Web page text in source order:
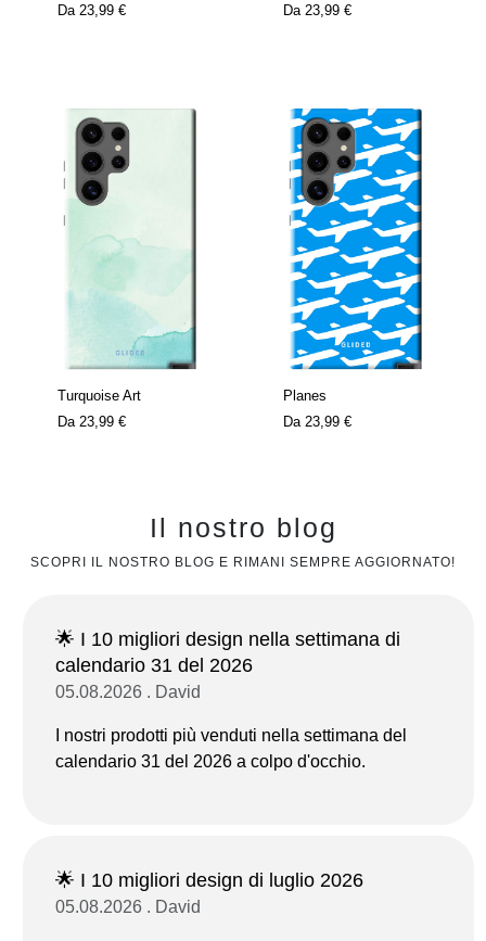
Da 23,99 € Da 23,99 €
Turquoise Art
Da 23,99 €
Planes
Da 23,99 €
Il nostro blog
SCOPRI IL NOSTRO BLOG E RIMANI SEMPRE AGGIORNATO!
🌟 I 10 migliori design nella settimana di
calendario 31 del 2026
05.08.2026 . David
I nostri prodotti più venduti nella settimana del
calendario 31 del 2026 a colpo d'occhio.
🌟 I 10 migliori design di luglio 2026
05.08.2026 . David